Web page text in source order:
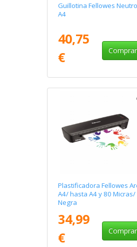
Guillotina Fellowes
A4
40,75
€
Comprar
Plastificadora Fellowes
A4/ hasta A4 y 80 Micras/
Negra
34,99
€
Comprar